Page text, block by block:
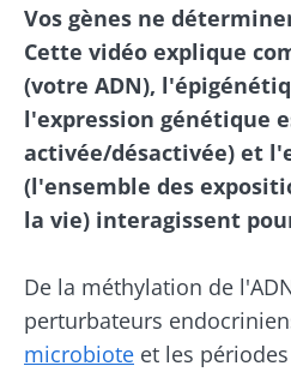
Vos gènes ne
Cette vidéo explique
(votre ADN),
l'expression génétique
activée/désactivée) et
(l'ensemble des
la vie) interagissent
De la méthylation de
perturbateurs
microbiote et les